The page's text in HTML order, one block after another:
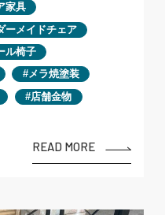
家具
ーメイドチェア
ル椅子
メラ焼塗装
店舗金物
READ MORE